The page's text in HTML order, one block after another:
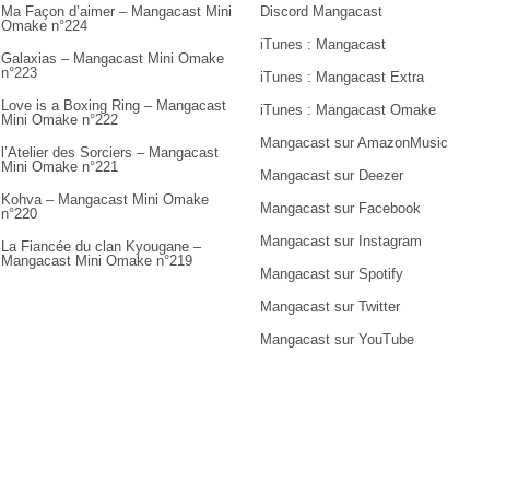
Ma Façon d’aimer – Mangacast Mini
Omake n°224
Galaxias – Mangacast Mini Omake
n°223
Love is a Boxing Ring – Mangacast
Mini Omake n°222
l’Atelier des Sorciers – Mangacast
Mini Omake n°221
Kohva – Mangacast Mini Omake
n°220
La Fiancée du clan Kyougane –
Mangacast Mini Omake n°219
Discord Mangacast
iTunes : Mangacast
iTunes : Mangacast Extra
iTunes : Mangacast Omake
Mangacast sur AmazonMusic
Mangacast sur Deezer
Mangacast sur Facebook
Mangacast sur Instagram
Mangacast sur Spotify
Mangacast sur Twitter
Mangacast sur YouTube